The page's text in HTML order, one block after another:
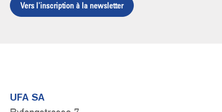
Vers l'inscription à la newsletter
UFA SA